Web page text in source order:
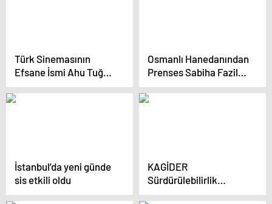
Türk Sinemasının
Efsane İsmi Ahu Tuğba
Son Yolculuğuna
Uğurlandı
Osmanlı Hanedanından
Prenses Sabiha Fazile
İbrahim Hayatını
Kaybetti
İstanbul’da yeni günde
sis etkili oldu
KAGİDER
Sürdürülebilirlik
Raporu’nu Yayınladı